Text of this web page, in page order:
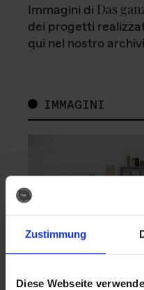
Zustimmung
Diese Webseite
Immagini di Das
dei progetti
qui nel nostro
IMMAGINI